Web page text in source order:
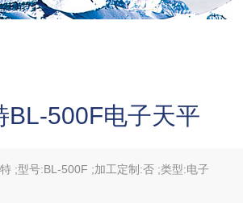
BL-500F电子天平
;型号:BL-500F ;加工定制:否 ;类型:电子